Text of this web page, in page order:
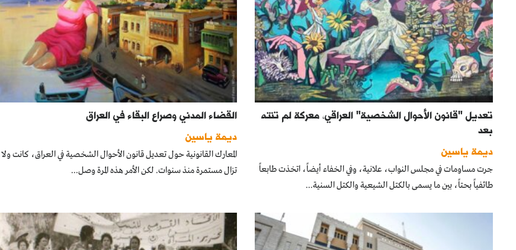
تعديل "قانون الأحوال الشخصية" العراقي، معركة لم تنته
بعد
ديمة ياسين
جرت مساومات في مجلس النواب، علانية، وفي الخفاء أيضاً، اتخذت طابعاً
طائفياً بحتاً، بين ما يسمى بالكتل الشيعية والكتل السنية...
القضاء المدني وصراع البقاء في العراق
ديمة ياسين
المعارك القانونية حول تعديل قانون الأحوال الشخصية في العراق، كانت ولا
تزال مستمرة منذ سنوات. لكن الأمر هذه المرة وصل...